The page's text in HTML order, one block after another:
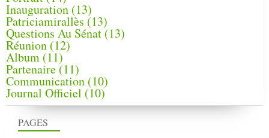
PAGES
Inauguration (13)
Patriciamirallès (13)
Questions Au Sénat(13)
Réunion (12)
Album (11)
Partenaire(11)
Communication (10)
Journal Officiel (10)